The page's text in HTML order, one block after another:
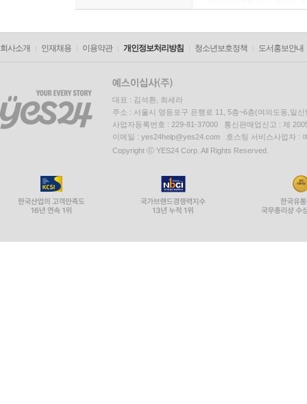
회사소개 인재채용 이용약관 개인정보처리방침 청소년보호정책 도서홍보안내
대표 : 김석환, 최세라
주소 : 서울시 영등포구 은행로 11, 5층~6층(여의도동,일신
사업자등록번호 : 229-81-37000 통신판매업신고 : 제
이메일 : yes24help@yes24.com 호스팅 서비스사업자 :
Copyright ⓒ YES24 Corp. All Rights Reserved.